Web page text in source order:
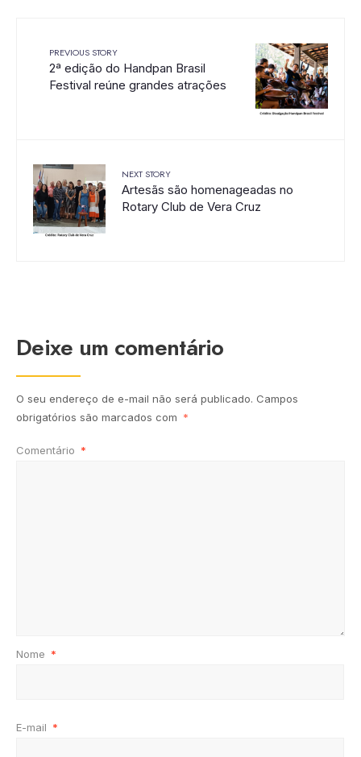
PREVIOUS STORY
2ª edição do Handpan Brasil
Festival reúne grandes atrações
NEXT STORY
Artesãs são homenageadas no
Rotary Club de Vera Cruz
Deixe um comentário
O seu endereço de e-mail não será publicado. Campos
obrigatórios são marcados com *
Comentário *
Nome *
E-mail *